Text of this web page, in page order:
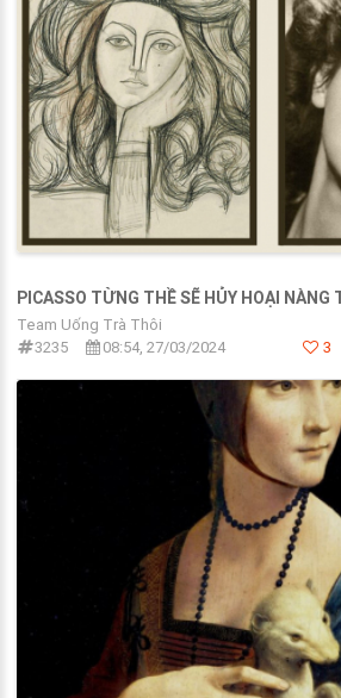
PICASSO TỪNG THỀ SẼ HỦY HOẠI NÀNG
Team Uống Trà Thôi
3235
08:54, 27/03/2024 3